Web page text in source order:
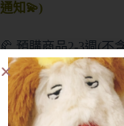
通知💫)
🥐 預購商品2-3週(不
購(提前或延後都會另
🥐 外盒在運送中多
響商品本身🙇‍♀️